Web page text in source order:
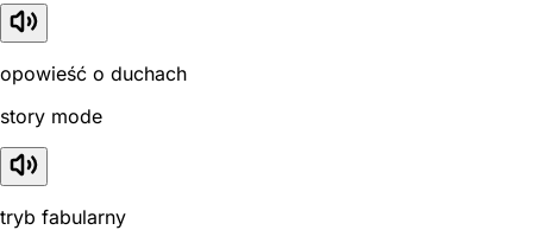
opowieść o duchach
story mode
tryb fabularny